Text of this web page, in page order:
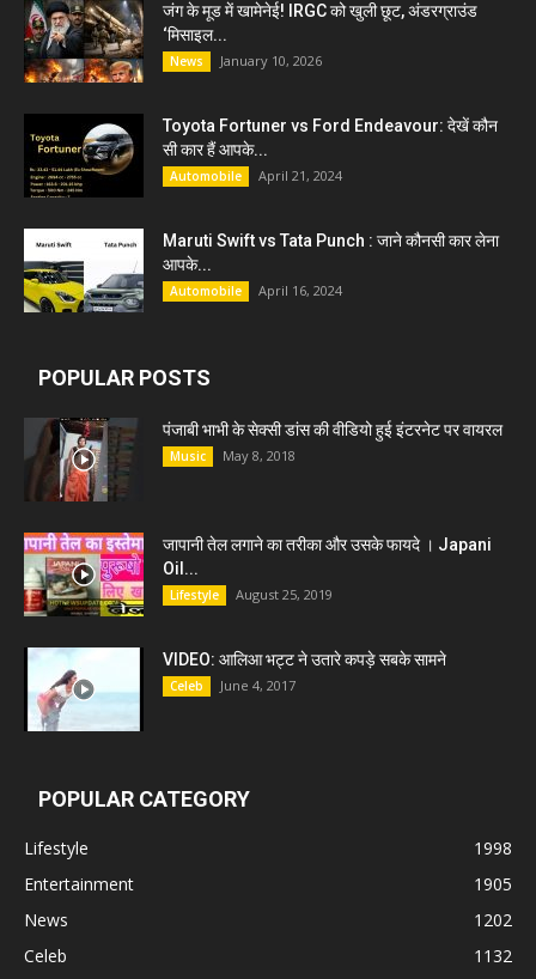
जंग के मूड में खामेनेई! IRGC को खुली छूट, अंडरग्राउंड
‘मिसाइल...
News January 10, 2026
Toyota Fortuner vs Ford Endeavour: देखें कौन
सी कार हैं आपके...
Automobile April 21, 2024
Maruti Swift vs Tata Punch : जाने कौनसी कार लेना
आपके...
Automobile April 16, 2024
POPULAR POSTS
पंजाबी भाभी के सेक्सी डांस की वीडियो हुई इंटरनेट पर वायरल
Music May 8, 2018
जापानी तेल लगाने का तरीका और उसके फायदे । Japani
Oil...
Lifestyle August 25, 2019
VIDEO: आलिआ भट्ट ने उतारे कपड़े सबके सामने
Celeb June 4, 2017
POPULAR CATEGORY
Lifestyle
1998
Entertainment
1905
News
1202
Celeb
1132